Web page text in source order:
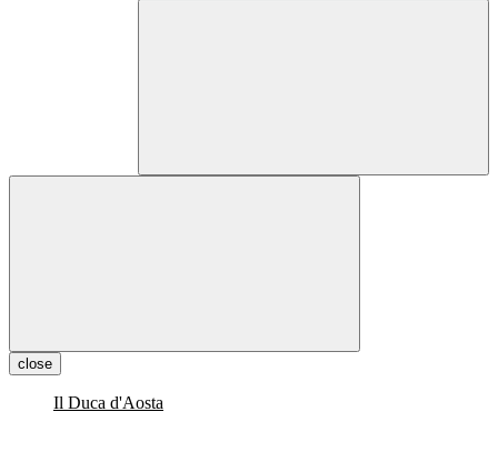
close
Il Duca d'Aosta